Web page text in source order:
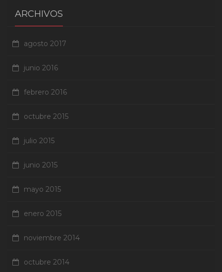
ARCHIVOS
agosto 2017
junio 2016
febrero 2016
octubre 2015
julio 2015
junio 2015
mayo 2015
enero 2015
noviembre 2014
octubre 2014